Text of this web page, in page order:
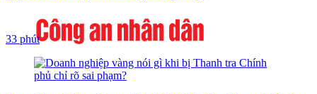
33 phút